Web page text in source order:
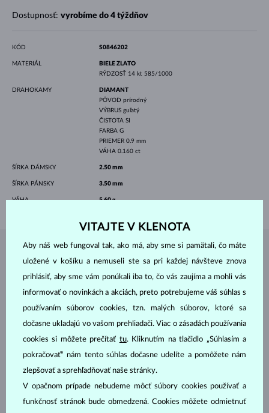
Dostupnosť: vyrobíme do 4 týždňov
KÓD S0846202
MATERIÁL
BIELE ZLATO
RÝDZOSŤ 14 kt 585/1000
DRAHOKAMY
DIAMANT
PÔVOD prírodný
VÝBRUS guľatý
ČISTOTA SI
FARBA G
PRIEMER 0.9 mm
VÁHA 0.160 ct
ŠÍRKA DÁMSKY 2.50 mm
ŠÍRKA PÁNSKY 3.50 mm
VÁHA 5.60 g
ŠPERKY Z ATELIÉRU KLENOTA
VITAJTE V KLENOTA
Aby náš web fungoval tak, ako má, aby sme si pamätali, čo máte
uložené v košíku a nemuseli ste sa pri každej návšteve znova
prihlásiť, aby sme vám ponúkali iba to, čo vás zaujíma a mohli vás
informovať o novinkách a akciách, preto potrebujeme váš súhlas s
používaním súborov cookies, tzn. malých súborov, ktoré sa
dočasne ukladajú vo vašom prehliadači. Viac o zásadách používania
cookies si môžete prečítať tu. Kliknutím na tlačidlo „Súhlasím a
pokračovať“ nám tento súhlas dočasne udelíte a pomôžete nám
zlepšovať a sprehľadňovať naše stránky.
V opačnom prípade nebudeme môcť súbory cookies používať a
funkčnosť stránok bude obmedzená. Cookies môžete odmietnuť